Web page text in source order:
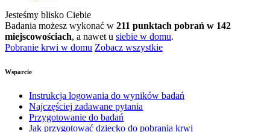
Jesteśmy blisko Ciebie
Badania możesz wykonać w 211 punktach pobrań w 142
miejscowościach, a nawet u siebie w domu.
Pobranie krwi w domu Zobacz wszystkie
Wsparcie
Instrukcja logowania do wyników badań
Najczęściej zadawane pytania
Przygotowanie do badań
Jak przygotować dziecko do pobrania krwi